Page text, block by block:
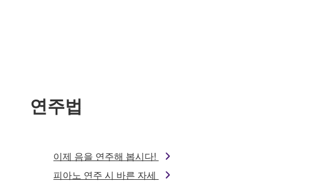
연주법
이제 음을 연주해 봅시다!
피아노 연주 시 바른 자세